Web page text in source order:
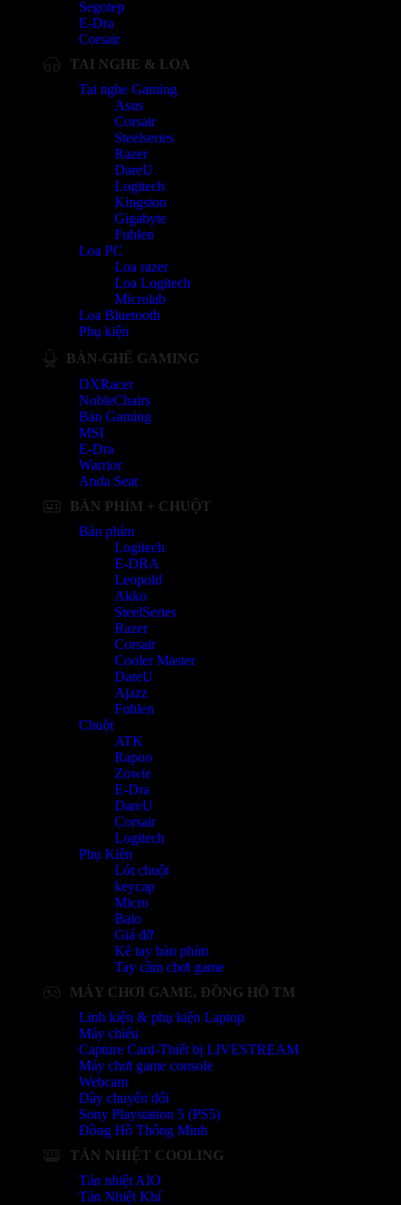
Segotep
E-Dra
Corsair
TAI NGHE & LOA
Tai nghe Gaming
Asus
Corsair
Steelseries
Razer
DareU
Logitech
Kingston
Gigabyte
Fuhlen
Loa PC
Loa razer
Loa Logitech
Microlab
Loa Bluetooth
Phụ kiện
BÀN-GHẾ GAMING
DXRacer
NobleChairs
Bàn Gaming
MSI
E-Dra
Warrior
Anda Seat
BÀN PHÍM + CHUỘT
Bàn phím
Logitech
E-DRA
Leopold
Akko
SteelSeries
Razer
Corsair
Cooler Master
DareU
Ajazz
Fuhlen
Chuột
ATK
Rapoo
Zowie
E-Dra
DareU
Corsair
Logitech
Phụ Kiện
Lót chuột
keycap
Micro
Balo
Giá đỡ
Kê tay bàn phím
Tay cầm chơi game
MÁY CHƠI GAME, ĐỒNG HỒ TM
Linh kiện & phụ kiện Laptop
Máy chiếu
Capture Card-Thiết bị LIVESTREAM
Máy chơi game console
Webcam
Dây chuyển đổi
Sony Playstation 5 (PS5)
Đồng Hồ Thông Minh
TẢN NHIỆT COOLING
Tản nhiệt AIO
Tản Nhiệt Khí